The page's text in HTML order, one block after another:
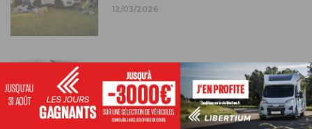
12/03/2026
Carado T328 : un camping-car 5
places à prix contenu
12/03/2026